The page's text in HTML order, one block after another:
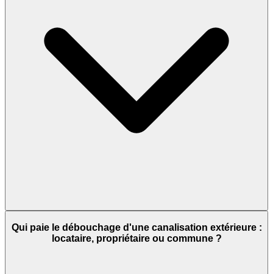
Qui paie le débouchage d'une canalisation extérieure :
locataire, propriétaire ou commune ?